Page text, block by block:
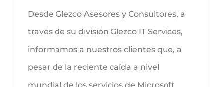
Desde Glezco Asesores y Consultores, a
través de su división Glezco IT Services,
informamos a nuestros clientes que, a
pesar de la reciente caída a nivel
mundial de los servicios de Microsoft